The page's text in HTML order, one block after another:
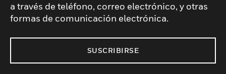
a través de teléfono, correo electrónico, y otras
formas de comunicación electrónica.
SUSCRIBIRSE